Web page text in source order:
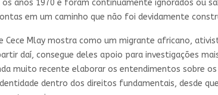
anos 1970 e foram continuamente ignorados ou
em um caminho que não foi devidamente
Cece Mlay mostra como um migrante africano,
daí, consegue deles apoio para investigações
muito recente elaborar os entendimentos sobre
dentro dos direitos fundamentais, desde